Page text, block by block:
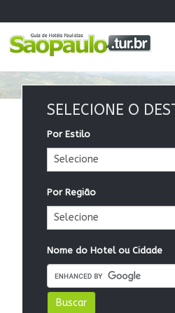
SELECIONE O
Por Estilo
Por Região
Nome do Hotel ou Cidade